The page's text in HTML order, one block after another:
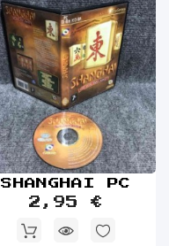
SHANGHAI PC
2,95 €